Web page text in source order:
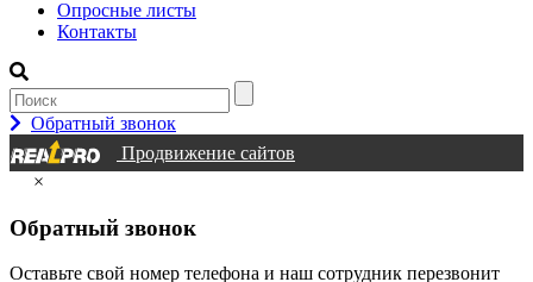
Опросные листы
Контакты
Обратный звонок
Продвижение сайтов
×
Обратный звонок
Оставьте свой номер телефона и наш сотрудник перезвонит